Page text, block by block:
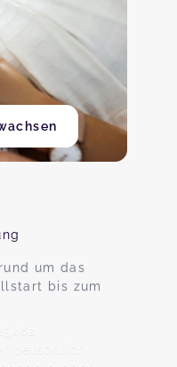
um das
bis zum
persönlich